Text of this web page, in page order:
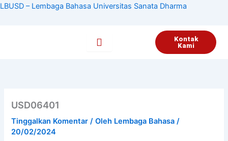
Lewati
LBUSD – Lembaga Bahasa Universitas Sanata Dharma
Kontak
Kami
USD06401
Tinggalkan Komentar / Oleh Lembaga Bahasa/
20/02/2024